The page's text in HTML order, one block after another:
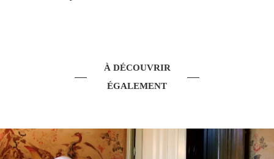
À DÉCOUVRIR
ÉGALEMENT